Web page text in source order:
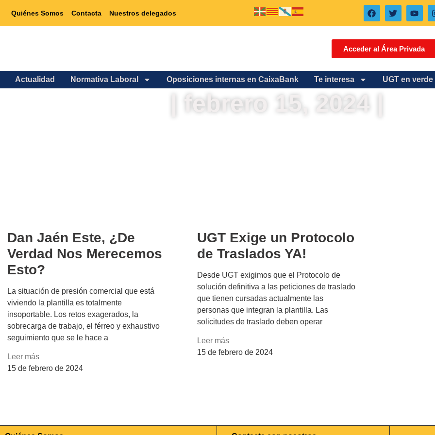
Quiénes Somos Contacta Nuestros delegados
Acceder al Área Privada
Actualidad Normativa Laboral Oposiciones internas en CaixaBank Te interesa UGT en verde
| febrero 15, 2024 |
Dan Jaén Este, ¿De
Verdad Nos Merecemos
Esto?
La situación de presión comercial que está
viviendo la plantilla es totalmente
insoportable. Los retos exagerados, la
sobrecarga de trabajo, el férreo y exhaustivo
seguimiento que se le hace a
Leer más
15 de febrero de 2024
UGT Exige un Protocolo
de Traslados YA!
Desde UGT exigimos que el Protocolo de
solución definitiva a las peticiones de traslado
que tienen cursadas actualmente las
personas que integran la plantilla. Las
solicitudes de traslado deben operar
Leer más
15 de febrero de 2024